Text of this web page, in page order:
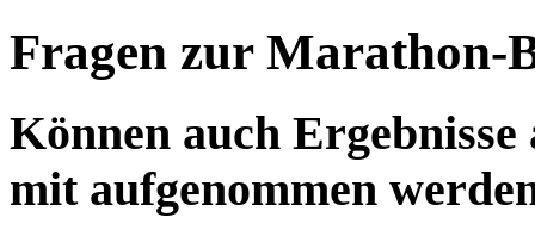
Fragen zur Marathon-
Können auch
mit aufgenommen